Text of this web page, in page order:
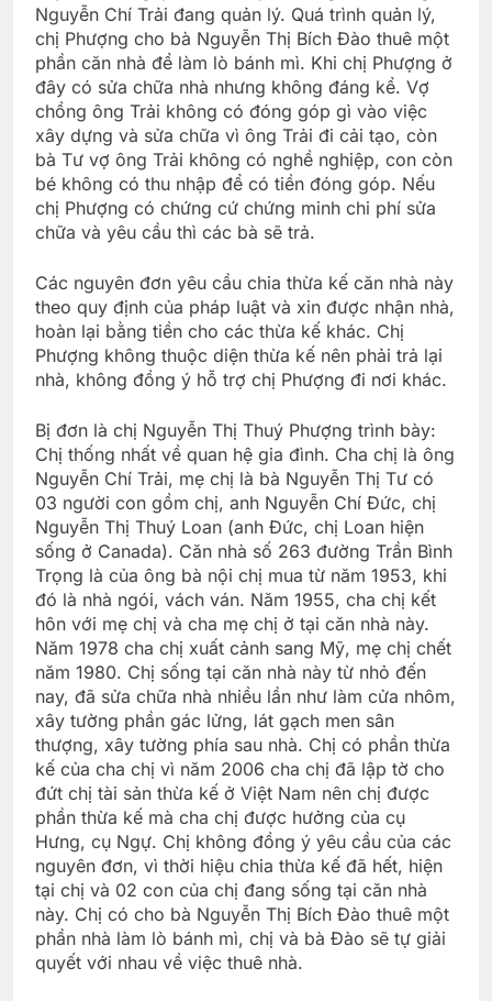
Nguyễn Chí Trải đang quản lý. Quá trình quản lý,
chị Phượng cho bà Nguyễn Thị Bích Đào thuê một
phần căn nhà để làm lò bánh mì. Khi chị Phượng ở
đây có sửa chữa nhà nhưng không đáng kể. Vợ
chồng ông Trải không có đóng góp gì vào việc
xây dựng và sửa chữa vì ông Trải đi cải tạo, còn
bà Tư vợ ông Trải không có nghề nghiệp, con còn
bé không có thu nhập để có tiền đóng góp. Nếu
chị Phượng có chứng cứ chứng minh chi phí sửa
chữa và yêu cầu thì các bà sẽ trả.
Các nguyên đơn yêu cầu chia thừa kế căn nhà này
theo quy định của pháp luật và xin được nhận nhà,
hoàn lại bằng tiền cho các thừa kế khác. Chị
Phượng không thuộc diện thừa kế nên phải trả lại
nhà, không đồng ý hỗ trợ chị Phượng đi nơi khác.
Bị đơn là chị Nguyễn Thị Thuý Phượng trình bày:
Chị thống nhất về quan hệ gia đình. Cha chị là ông
Nguyễn Chí Trải, mẹ chị là bà Nguyễn Thị Tư có
03 người con gồm chị, anh Nguyễn Chí Đức, chị
Nguyễn Thị Thuý Loan (anh Đức, chị Loan hiện
sống ở Canada). Căn nhà số 263 đường Trần Bình
Trọng là của ông bà nội chị mua từ năm 1953, khi
đó là nhà ngói, vách ván. Năm 1955, cha chị kết
hôn với mẹ chị và cha mẹ chị ở tại căn nhà này.
Năm 1978 cha chị xuất cảnh sang Mỹ, mẹ chị chết
năm 1980. Chị sống tại căn nhà này từ nhỏ đến
nay, đã sửa chữa nhà nhiều lần như làm cửa nhôm,
xây tường phần gác lửng, lát gạch men sân
thượng, xây tường phía sau nhà. Chị có phần thừa
kế của cha chị vì năm 2006 cha chị đã lập tờ cho
đứt chị tài sản thừa kế ở Việt Nam nên chị được
phần thừa kế mà cha chị được hưởng của cụ
Hưng, cụ Ngự. Chị không đồng ý yêu cầu của các
nguyên đơn, vì thời hiệu chia thừa kế đã hết, hiện
tại chị và 02 con của chị đang sống tại căn nhà
này. Chị có cho bà Nguyễn Thị Bích Đào thuê một
phần nhà làm lò bánh mì, chị và bà Đào sẽ tự giải
quyết với nhau về việc thuê nhà.